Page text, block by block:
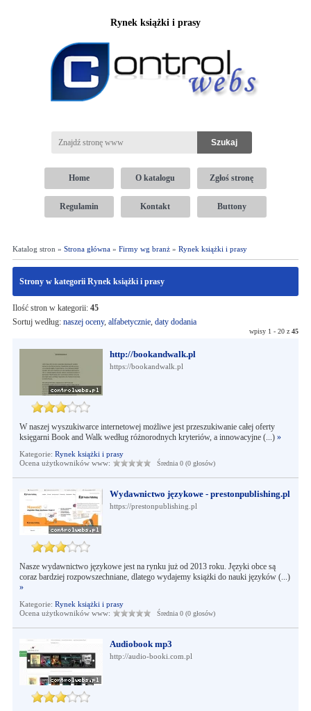
Rynek książki i prasy
Home O katalogu Zgłoś stronę
Regulamin Kontakt Buttony
Katalog stron » Strona główna» Firmy wg branż» Rynek książki i prasy
Strony w kategorii Rynek książki i prasy
Ilość stron w kategorii: 45
Sortuj według: naszej oceny, alfabetycznie, daty dodania
wpisy 1 - 20 z45
http://bookandwalk.pl
https://bookandwalk.pl
W naszej wyszukiwarce internetowej możliwe jest przeszukiwanie całej oferty
księgarni Book and Walk według różnorodnych kryteriów, a innowacyjne (...) »
Kategorie: Rynek książki i prasy
Ocena użytkowników www:
Średnia 0 (0 głosów)
Wydawnictwo językowe - prestonpublishing.pl
https://prestonpublishing.pl
Nasze wydawnictwo językowe jest na rynku już od 2013 roku. Języki obce są
coraz bardziej rozpowszechniane, dlatego wydajemy książki do nauki języków (...)
»
Kategorie: Rynek książki i prasy
Ocena użytkowników www:
Średnia 0 (0 głosów)
Audiobook mp3
http://audio-booki.com.pl